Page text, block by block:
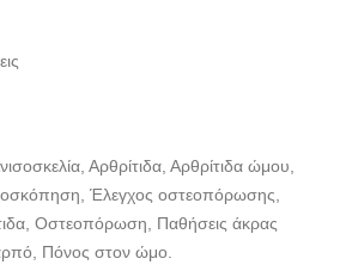
Αρθρίτιδα, Αρθρίτιδα ώμου,
Έλεγχος οστεοπόρωσης,
Οστεοπόρωση, Παθήσεις άκρας
Πόνος στον ώμο.